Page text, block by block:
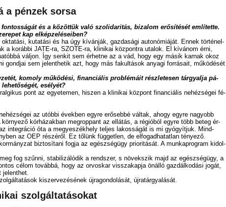
a pén­zek sor­sa
és a kö­zöt­tük va­ló szo­li­da­ri­tás, bi­za­lom erő­sí­té­sét em­lí­tet­te.
kap el­kép­ze­lé­se­i­ben?
ku­ta­tá­si és ha úgy kí­ván­ják, gaz­da­sá­gi au­to­nó­mi­á­ját. En­nek tör­té­nel­
a ko­ráb­bi JATE-ra, SZOTE-ra, kli­ni­kai köz­pont­ra uta­lok. El kí­vá­nom ér­ni,
vál­jon. Így sen­kit sem ér­het­ne az a vád, hogy egy má­sik kar­nak okoz
gond­jai sem je­lent­he­tik azt, hogy más fa­kul­tá­sok anya­gi for­rá­sa­it, mű­kö­dé­sét
ko­moly mű­kö­dé­si, fi­nan­ci­á­lis prob­lé­má­it rész­le­te­sen tár­gyal­ja pá­
esé­lyét?
pont az egyetemen, hi­szen a kli­ni­kai köz­pont fi­nan­ci­á­lis ne­héz­sé­gei fé­
az utób­bi évek­ben egy­re erő­seb­bé vál­tak, ahogy egy­re na­gyobb
kór­há­zak­ban meg­rop­pant az el­lá­tás, a ré­gi­ó­ból egy­re több be­teg ér­
in­teg­rá­ció óta a me­gye­szék­hely tel­jes la­kos­sá­gát is mi gyó­gyít­juk. Mind­
az OEP ré­szé­ről. Ez tő­lünk füg­get­len, de el­fo­gad­ha­tat­lan té­nye­ző.
biz­to­sí­ta­ni fog­ja az egész­ség­ügy pri­o­ri­tá­sát. A mun­ka­prog­ram ki­dol­
fog szűn­ni, sta­bi­li­zá­ló­dik a rend­szer, s nö­vek­szik majd az egész­ség­ügy, a
cé­lom to­váb­bá, hogy az or­vos­kar vis­­sza­kap­ja önál­ló gaz­dál­ko­dá­si jo­gát,
je­lent­het.
ki­szer­ve­zé­sé­nek új­ra­gon­do­lá­sát, új­ra­tár­gya­lá­sát.
szol­gál­ta­tá­so­kat